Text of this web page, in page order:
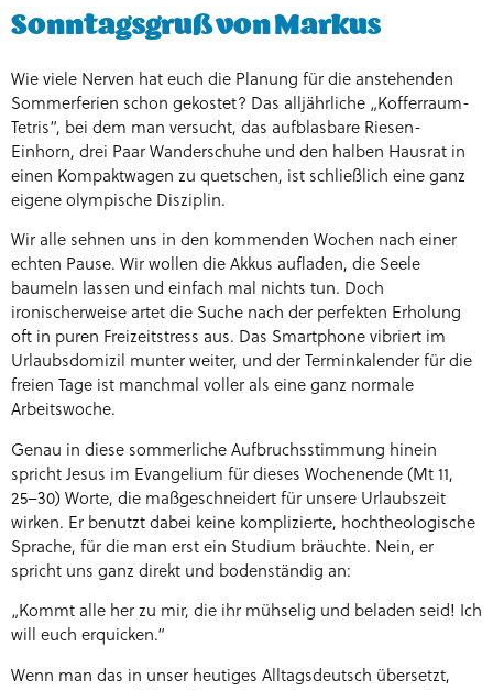
Sonntagsgruß von Markus
Wie viele Nerven hat euch die Planung für die anstehenden
Sommerferien schon gekostet? Das alljährliche „Kofferraum-
Tetris“, bei dem man versucht, das aufblasbare Riesen-
Einhorn, drei Paar Wanderschuhe und den halben Hausrat in
einen Kompaktwagen zu quetschen, ist schließlich eine ganz
eigene olympische Disziplin.
Wir alle sehnen uns in den kommenden Wochen nach einer
echten Pause. Wir wollen die Akkus aufladen, die Seele
baumeln lassen und einfach mal nichts tun. Doch
ironischerweise artet die Suche nach der perfekten Erholung
oft in puren Freizeitstress aus. Das Smartphone vibriert im
Urlaubsdomizil munter weiter, und der Terminkalender für die
freien Tage ist manchmal voller als eine ganz normale
Arbeitswoche.
Genau in diese sommerliche Aufbruchsstimmung hinein
spricht Jesus im Evangelium für dieses Wochenende (Mt 11,
25–30) Worte, die maßgeschneidert für unsere Urlaubszeit
wirken. Er benutzt dabei keine komplizierte, hochtheologische
Sprache, für die man erst ein Studium bräuchte. Nein, er
spricht uns ganz direkt und bodenständig an:
„Kommt alle her zu mir, die ihr mühselig und beladen seid! Ich
will euch erquicken.“
Wenn man das in unser heutiges Alltagsdeutsch übersetzt,